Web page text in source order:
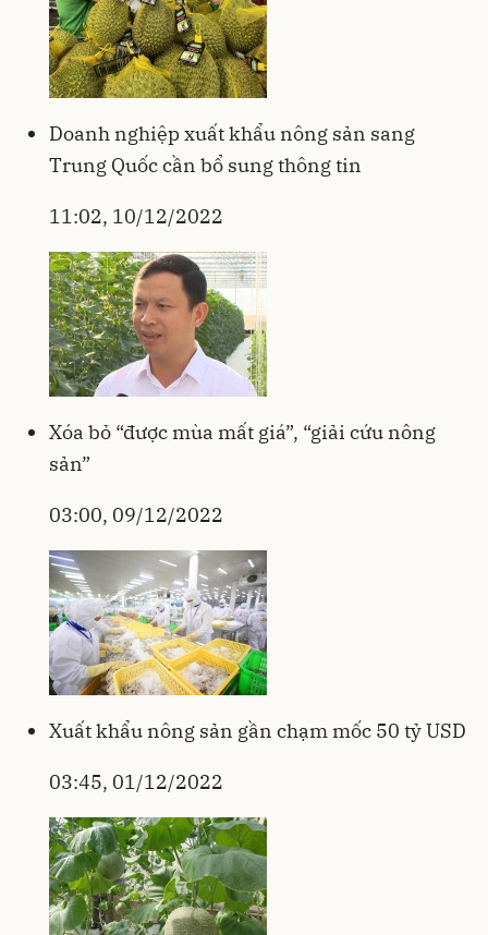
Doanh nghiệp xuất khẩu nông sản sang
Trung Quốc cần bổ sung thông tin
11:02, 10/12/2022
Xóa bỏ “được mùa mất giá”, “giải cứu nông
sản”
03:00, 09/12/2022
Xuất khẩu nông sản gần chạm mốc 50 tỷ USD
03:45, 01/12/2022